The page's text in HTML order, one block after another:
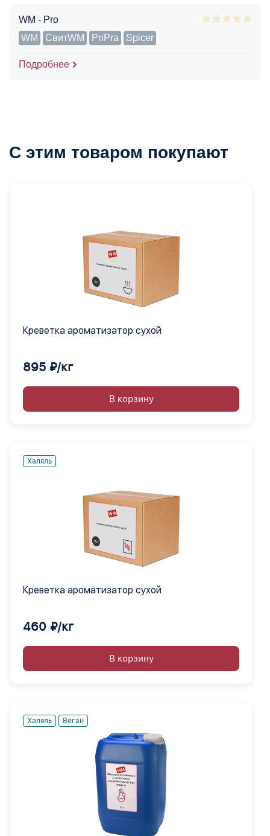
WM - Pro
WM
СвитWM PriPra Spicer
Подробнее
С этим товаром покупают
Креветка ароматизатор сухой
895 ₽/кг
В корзину
Халяль
Креветка ароматизатор сухой
460 ₽/кг
В корзину
Халяль Веган